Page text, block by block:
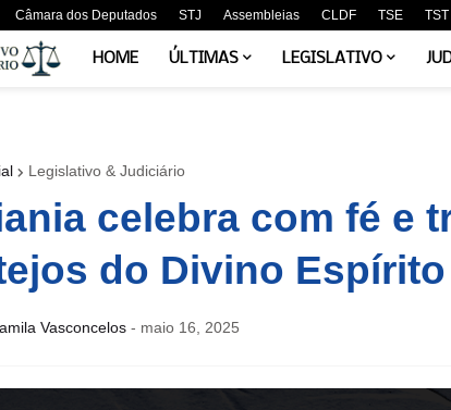
Câmara dos Deputados STJ Assembleias CLDF TSE TST
HOME ÚLTIMAS LEGISLATIVO
Legislativo & Judiciário
celebra com fé e
do Divino
Vasconcelos - maio 16, 2025